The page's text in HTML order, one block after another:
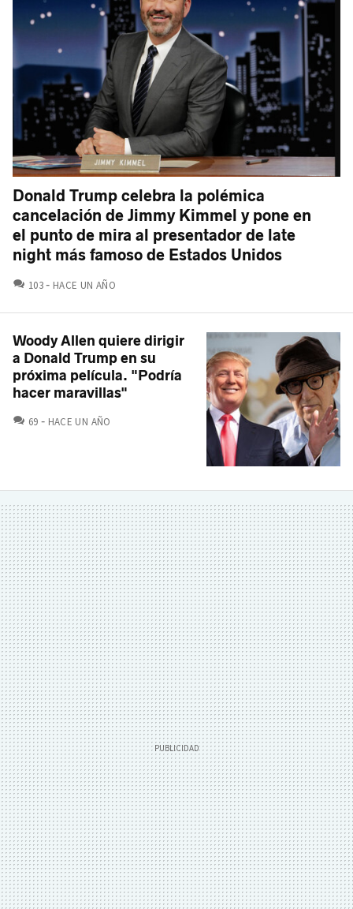
Donald Trump celebra la polémica
cancelación de Jimmy Kimmel y pone en
el punto de mira al presentador de late
night más famoso de Estados Unidos
103COMENTARIOS
HACE UN AÑO
Woody Allen quiere dirigir
a Donald Trump en su
próxima película. "Podría
hacer maravillas"
69 COMENTARIOS
HACE UN AÑO